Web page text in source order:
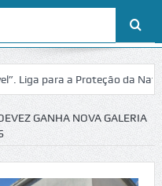
para a Proteção da Natureza
GANHA NOVA GALERIA